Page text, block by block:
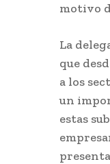
motivo
La
que
a los
un
estas